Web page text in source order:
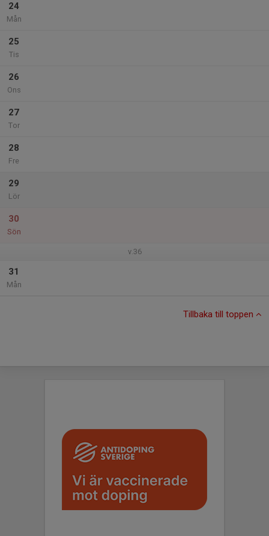
24
Mån
25
Tis
26
Ons
27
Tor
28
Fre
29
Lör
30
Sön
v.36
31
Mån
Tillbaka till toppen